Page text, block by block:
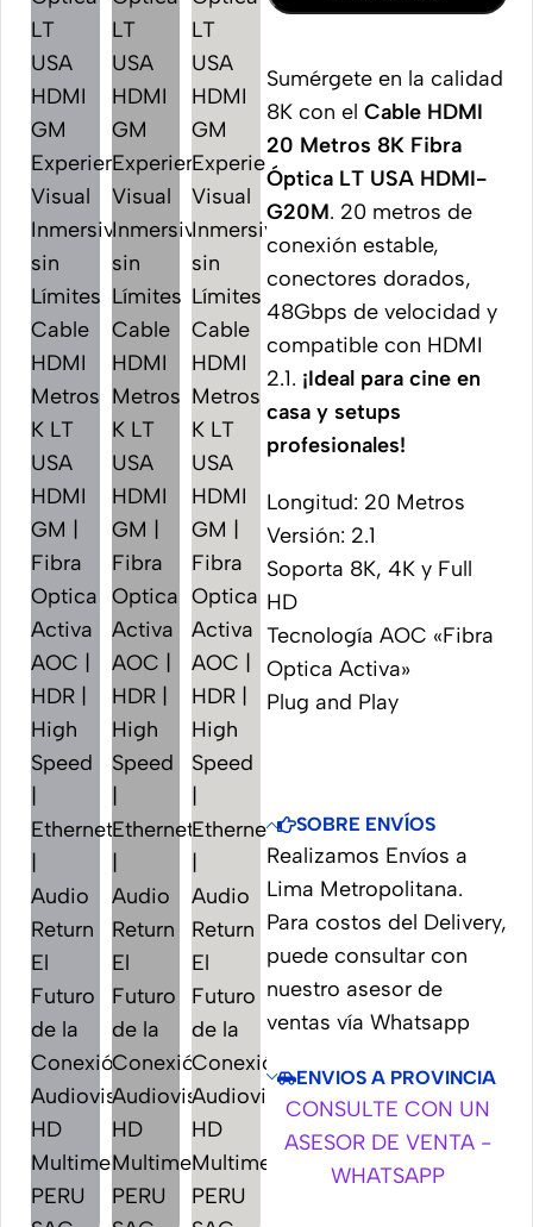
Sumérgete en la calidad
8K con el Cable HDMI
20 Metros 8K Fibra
Óptica LT USA HDMI-
G20M. 20 metros de
conexión estable,
conectores dorados,
48Gbps de velocidad y
compatible con HDMI
2.1. ¡Ideal para cine en
casa y setups
profesionales!
Longitud: 20 Metros
Versión: 2.1
Soporta 8K, 4K y Full
HD
Tecnología AOC «Fibra
Optica Activa»
Plug and Play
SOBRE ENVÍOS
Realizamos Envíos a
Lima Metropolitana.
Para costos del Delivery,
puede consultar con
nuestro asesor de
ventas vía Whatsapp
ENVIOS A PROVINCIA
CONSULTE CON UN
ASESOR DE VENTA -
WHATSAPP